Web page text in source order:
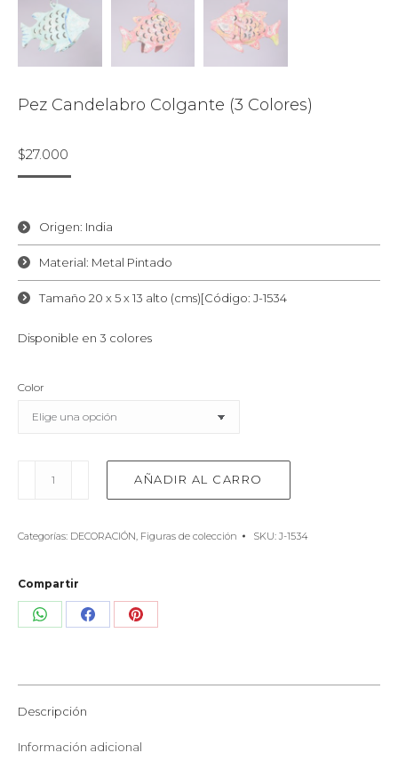
Pez Candelabro Colgante (3 Colores)
$27.000
Origen: India
Material: Metal Pintado
Tamaño 20 x 5 x 13 alto (cms)[Código: J-1534
Disponible en 3 colores
Color
Candelabro
Colores)
AÑADIR AL CARRO
Categorías: DECORACIÓN, Figuras de colección SKU: J-1534
Compartir
Share Share Share
Descripción
Información adicional